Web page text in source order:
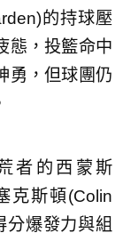
的持球壓
態，投籃命中
勇，但球團仍
者的西蒙斯
克斯頓(Colin
分爆發力與組